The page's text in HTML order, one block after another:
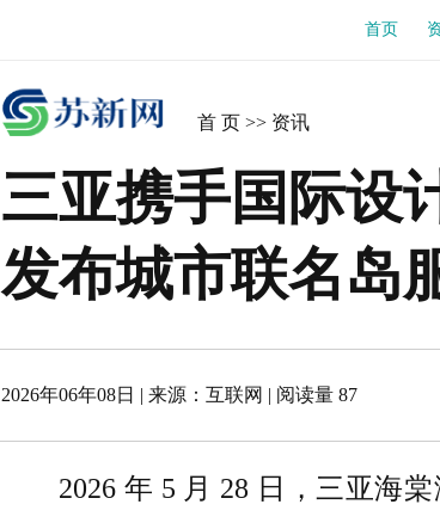
首页
首 页 >> 资讯
三亚携手国际设
发布城市联名岛
2026年06年08日 | 来源： 互联网 | 阅读量 87
2026 年 5 月 28 日，三亚海